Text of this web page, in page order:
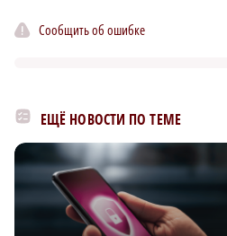
Сообщить об ошибке
ЕЩЁ НОВОСТИ ПО ТЕМЕ